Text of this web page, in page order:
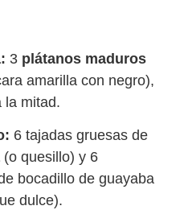
3 plátanos maduros
amarilla con negro),
la mitad.
6 tajadas gruesas de
(o quesillo) y 6
bocadillo de guayaba
dulce).